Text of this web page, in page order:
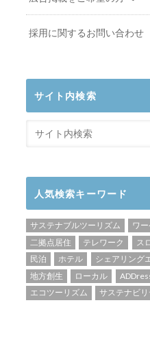
採用に関するお問い合わせ
サイト内検索
人気検索キーワード
サステナブルツーリズム ワ
二拠点居住
テレワーク ス
民泊
ホテル シェアリング
地方創生
ローカル
エコツーリズム
サステナビリ